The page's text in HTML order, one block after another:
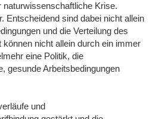
naturwissenschaftliche Krise.
Entscheidend sind dabei nicht allein
und die Verteilung des
nicht allein durch ein immer
eine Politik, die
gesunde Arbeitsbedingungen
und